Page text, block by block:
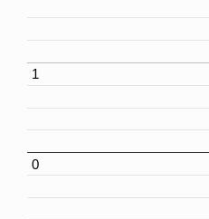
0
1